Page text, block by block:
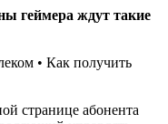
геймера ждут такие
странице абонента